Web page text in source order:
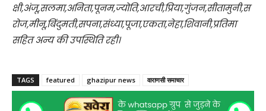
क्षी,अंजू,सलमा,अनिता,पूनम,ज्योति,आरची,प्रिया,गुंजन,सीतामुनी,स
रोज,मीनू,बिंदुमती,सपना,संध्या,पूजा,एकता,नेहा,शिवानी,प्रतिमा
सहित अन्य की उपस्थिति रही।
TAGS featured ghazipur news वाराणसी समाचार